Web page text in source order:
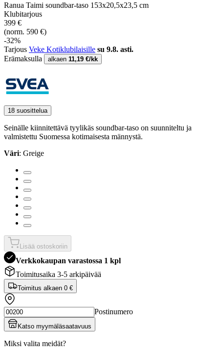
Ranua Taimi soundbar-taso 153x20,5x23,5 cm
Klubitarjous
399 €
(norm. 590 €)
-32%
Tarjous Veke Kotiklubilaisille su 9.8. asti.
Erämaksulla
alkaen 11,19 €/kk
18 suosittelua
Seinälle kiinnitettävä tyylikäs soundbar-taso on suunniteltu ja
valmistettu Suomessa kotimaisesta männystä.
Väri: Greige
Lisää ostoskoriin
Verkkokaupan varastossa 1 kpl
Toimitusaika 3-5 arkipäivää
Toimitus alkaen 0 €
Postinumero
Katso myymäläsaatavuus
Miksi valita meidät?